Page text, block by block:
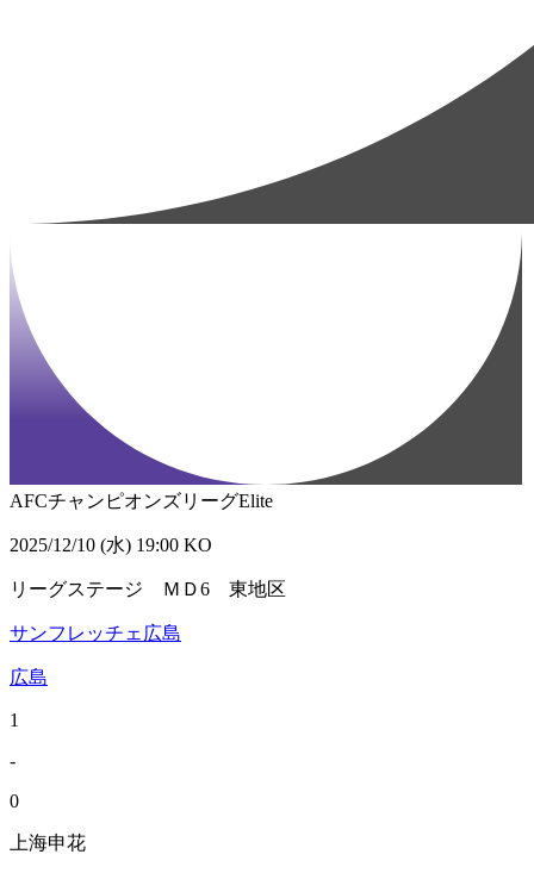
AFCチャンピオンズリーグElite
2025/12/10 (水) 19:00 KO
リーグステージ ＭＤ6 東地区
サンフレッチェ広島
広島
1
-
0
上海申花